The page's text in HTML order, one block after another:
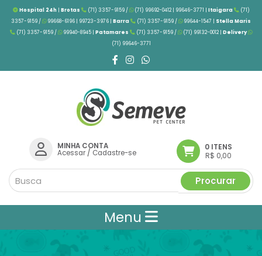
Hospital 24h| Brotas (71) 3357-9159 / (71) 99692-0412 | 99646-3771 | Itaigara
(71)
3357-9159 /
99668-6196 | 99723-3976 | Barra (71) 3357-9159 / 99644-1547 | Stella Maris
(71) 3357-9159 /
99940-8945 | Patamares (71) 3357-9159 / (71) 99132-0012 | Delivery
(71) 99646-3771
MINHA CONTA
Acessar/ Cadastre-se
0 ITENS
R$ 0,00
Procurar
Menu